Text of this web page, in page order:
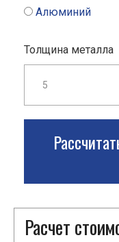
Алюминий
Толщина металла
Расчет